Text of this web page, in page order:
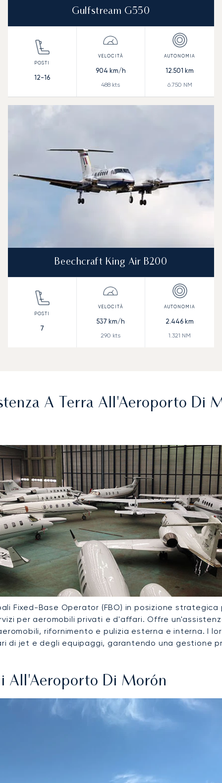
Gulfstream G550
12-16
904 km/h
488 kts
12.501 km
6.750 NM
Beechcraft King Air B200
7
537 km/h
290 kts
2.446 km
1.321 NM
A Terra All'Aeroporto Di
Fixed-Base Operator (FBO) in posizione
per aeromobili privati e d'affari. Offre
rifornimento e pulizia esterna e interna. I
di jet e degli equipaggi, garantendo una gestione
All'Aeroporto Di Morón